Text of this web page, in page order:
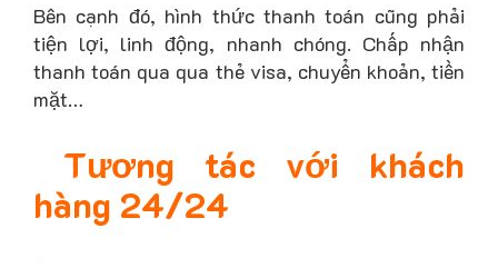
Bên cạnh đó, hình thức thanh toán cũng phải
tiện lợi, linh động, nhanh chóng. Chấp nhận
thanh toán qua qua thẻ visa, chuyển khoản, tiền
mặt…
Tương tác với khách
hàng 24/24